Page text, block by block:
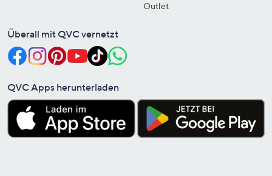
Outlet
Überall mit QVC vernetzt
QVC Apps herunterladen